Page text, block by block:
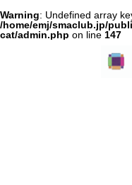
Warning: Undefined array
/home/emj/smaclub.jp/
cat/admin.php on line 147